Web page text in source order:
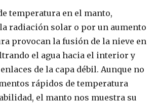
temperatura en el manto,
radiación solar o por un aumento
provocan la fusión de la nieve en
el agua hacia el interior y
de la capa débil. Aunque no
rápidos de temperatura
el manto nos muestra su